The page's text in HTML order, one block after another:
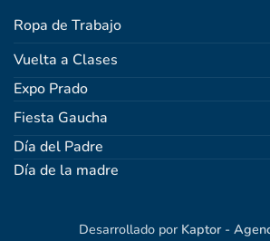
Ropa de Trabajo
Vuelta a Clases
Expo Prado
Fiesta Gaucha
Día del Padre
Día de la madre
Desarrollado por Kaptor -